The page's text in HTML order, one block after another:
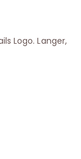
Logo. Langer,